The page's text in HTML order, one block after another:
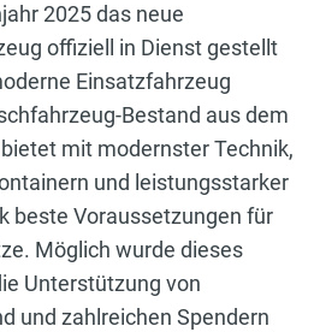
2025 das neue
offiziell in Dienst gestellt
Einsatzfahrzeug
Bestand aus dem
mit modernster Technik,
und leistungsstarker
beste Voraussetzungen für
Möglich wurde dieses
Unterstützung von
und zahlreichen Spendern